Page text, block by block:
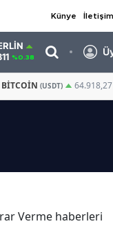
Künye İletişim
%0.38
BITCOIN (USDT) 64.918,27
Verme haberleri